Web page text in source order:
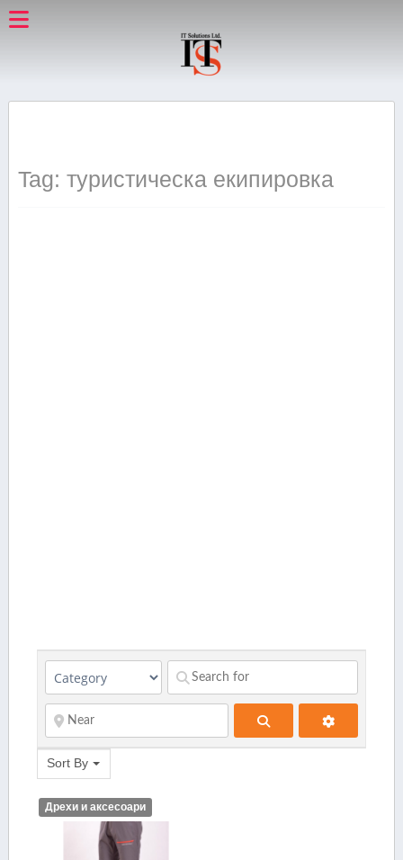
Tag: туристическа екипировка
Sort By
Дрехи и аксесоари